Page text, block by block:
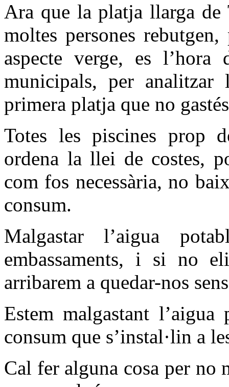
Ara que la platja llarga de
moltes persones
aspecte verge, es
municipals, per
primera platja que no
Totes les piscines prop
ordena la llei de costes,
com fos necessària, no
consum.
Malgastar l’aigua
embassaments, i si no
arribarem a quedar-nos
Estem malgastant
consum que s’instal·lin a
Cal fer alguna cosa per no